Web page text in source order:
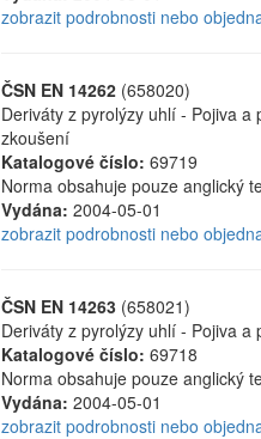
zobrazit podrobnosti nebo
ČSN EN 14262(658020)
Deriváty z pyrolýzy uhlí - Pojiva
zkoušení
Katalogové číslo: 69719
Norma obsahuje pouze anglický
Vydána: 2004-05-01
zobrazit podrobnosti nebo
ČSN EN 14263(658021)
Deriváty z pyrolýzy uhlí - Pojiva
Katalogové číslo: 69718
Norma obsahuje pouze anglický
Vydána: 2004-05-01
zobrazit podrobnosti nebo